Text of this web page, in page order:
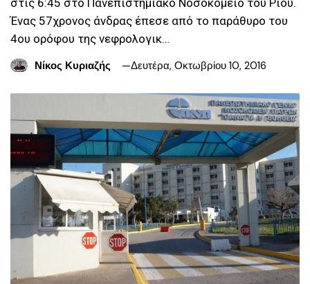
Ένας 57χρονος άνδρας έπεσε από το παράθυρο του
4ου ορόφου της νεφρολογικ…
Νίκος Κυριαζής
Δευτέρα, Οκτωβρίου 10, 2016